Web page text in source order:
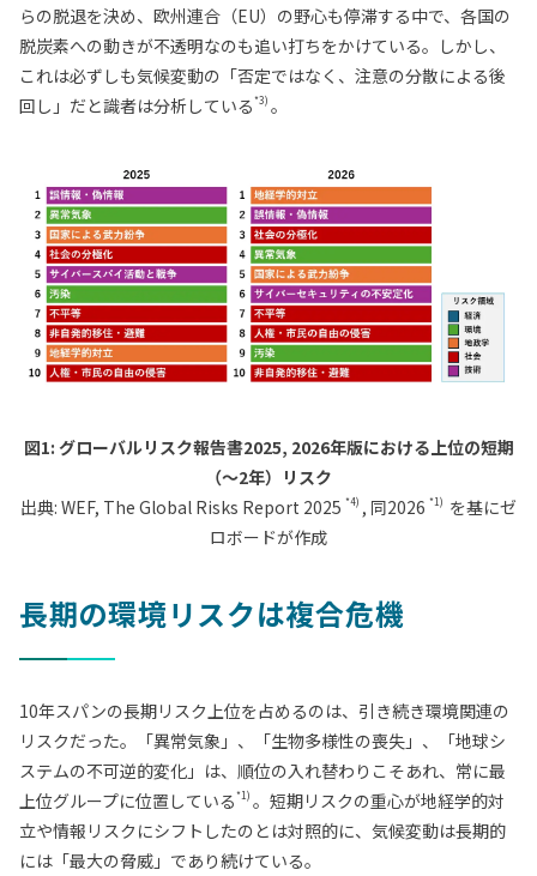
らの脱退を決め、欧州連合（EU）の野心も停滞する中で、各国の
脱炭素への動きが不透明なのも追い打ちをかけている。しかし、
これは必ずしも気候変動の「否定ではなく、注意の分散による後
回し」だと識者は分析している*3) 。
図1: グローバルリスク報告書2025, 2026年版における上位の短期
（～2年）リスク
出典: WEF, The Global Risks Report 2025 *4) , 同2026 *1) を基にゼ
ロボードが作成
長期の環境リスクは複合危機
10年スパンの長期リスク上位を占めるのは、引き続き環境関連の
リスクだった。「異常気象」、「生物多様性の喪失」、「地球シ
ステムの不可逆的変化」は、順位の入れ替わりこそあれ、常に最
上位グループに位置している*1) 。短期リスクの重心が地経学的対
立や情報リスクにシフトしたのとは対照的に、気候変動は長期的
には「最大の脅威」であり続けている。